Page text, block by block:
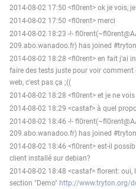
2014-08-02 17:50 <fl0rent> ok je vois,
2014-08-02 17:50 <fl0rent> merci
2014-08-02 18:23 -!-
209.abo.wanadoo.fr) has joined
2014-08-02 18:28 <fl0rent> en fait j'ai
faire des tests juste pour voir
web, c'est pas ça ;((
2014-08-02 18:28 <fl0rent> et je ne
2014-08-02 18:29 <castaf> à quel
2014-08-02 18:46 -!-
209.abo.wanadoo.fr) has joined
2014-08-02 18:46 <fl0rent> est-il
client installé sur debian?
2014-08-02 18:48 <castaf> florent:
section "Demo" http://www.tryton.org/